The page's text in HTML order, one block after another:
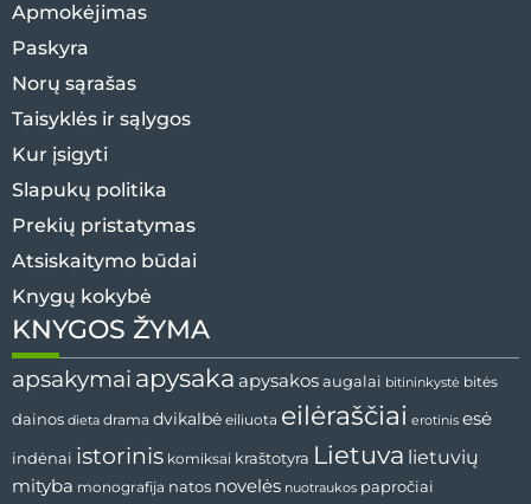
Apmokėjimas
Paskyra
Norų sąrašas
Taisyklės ir sąlygos
Kur įsigyti
Slapukų politika
Prekių pristatymas
Atsiskaitymo būdai
Knygų kokybė
KNYGOS ŽYMA
apsakymai apysaka apysakos augalai bitininkystė bitės
dainos dieta drama dvikalbė eiliuota eilėraščiai erotinis esė
indėnai istorinis komiksai kraštotyra Lietuva lietuvių
mityba monografija natos novelės nuotraukos papročiai